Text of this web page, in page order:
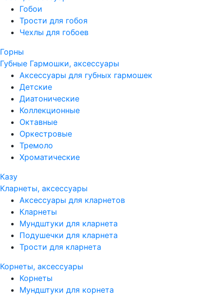
Гобои
Трости для гобоя
Чехлы для гобоев
Горны
Губные Гармошки, аксессуары
Аксессуары для губных гармошек
Детские
Диатонические
Коллекционные
Октавные
Оркестровые
Тремоло
Хроматические
Казу
Кларнеты, аксессуары
Аксессуары для кларнетов
Кларнеты
Мундштуки для кларнета
Подушечки для кларнета
Трости для кларнета
Корнеты, аксессуары
Корнеты
Мундштуки для корнета